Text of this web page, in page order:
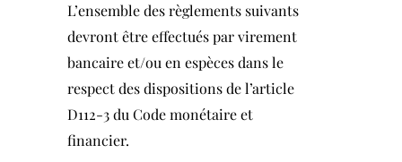
L’ensemble des règlements suivants
devront être effectués par virement
bancaire et/ou en espèces dans le
respect des dispositions de l’article
D112-3 du Code monétaire et
financier.